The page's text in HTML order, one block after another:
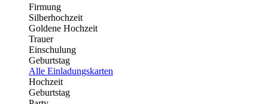
Firmung
Silberhochzeit
Goldene Hochzeit
Trauer
Einschulung
Geburtstag
Alle Einladungskarten
Hochzeit
Geburtstag